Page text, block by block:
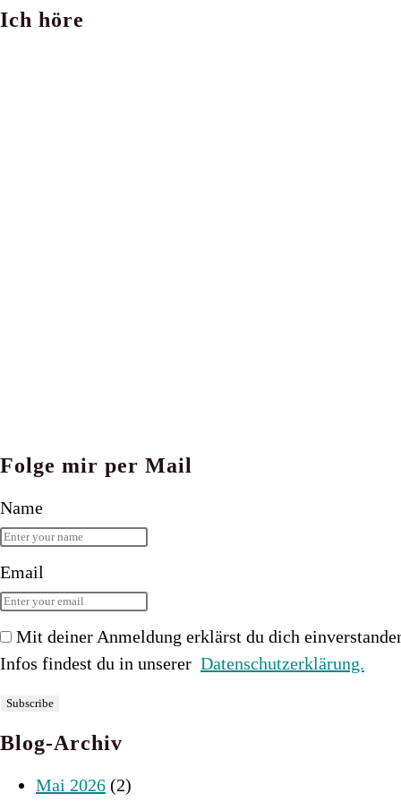
Ich höre
Folge mir per Mail
Name
Email
Mit deiner Anmeldung erklärst du dich
Infos findest du in unserer Datenschutzerklärung.
Blog-Archiv
Mai 2026 (2)